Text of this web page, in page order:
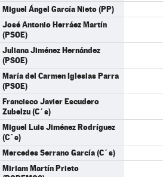
Miguel Ángel García Nieto (PP)
José Antonio Herráez Martín
(PSOE)
Juliana Jiménez Hernández
(PSOE)
María del Carmen Iglesias Parra
(PSOE)
Francisco Javier Escudero
Zubelzu (C´s)
Miguel Luis Jiménez Rodríguez
(C´s)
Mercedes Serrano García (C´s)
Miriam Martín Prieto